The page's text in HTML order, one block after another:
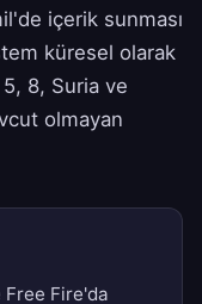
içerik sunması
küresel olarak
8, Suria ve
olmayan
Free Fire'da